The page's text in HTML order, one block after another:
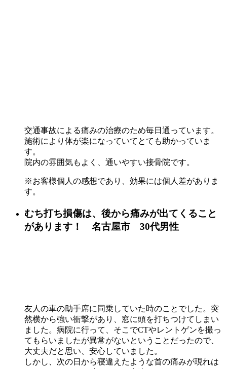
交通事故による痛みの治療のため毎日通っています。
施術により体が楽になっていてとても助かっていま
す。
院内の雰囲気もよく、通いやすい接骨院です。
※お客様個人の感想であり、効果には個人差がありま
す。
むち打ち損傷は、後から痛みが出てくること
があります！ 名古屋市 30代男性
友人の車の助手席に同乗していた時のことでした。突
然横から強い衝撃があり、窓に頭を打ちつけてしまい
ました。病院に行って、そこでCTやレントゲンを撮っ
てもらいましたが異常がないということだったので、
大丈夫だと思い、安心していました。
しかし、次の日から寝違えたような首の痛みが現れは